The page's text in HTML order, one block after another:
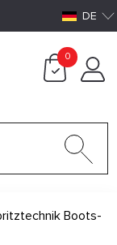
DE
0
Boots-